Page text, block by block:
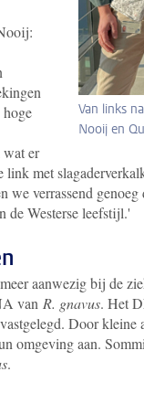
Van links
Nooij en
wat er
link met
we verrassend
de Westerse leefstijl.'
aanwezig bij de
van R. gnavus. Het
Door
omgeving aan.
.